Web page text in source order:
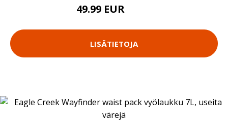
49.99 EUR
LISÄTIETOJA